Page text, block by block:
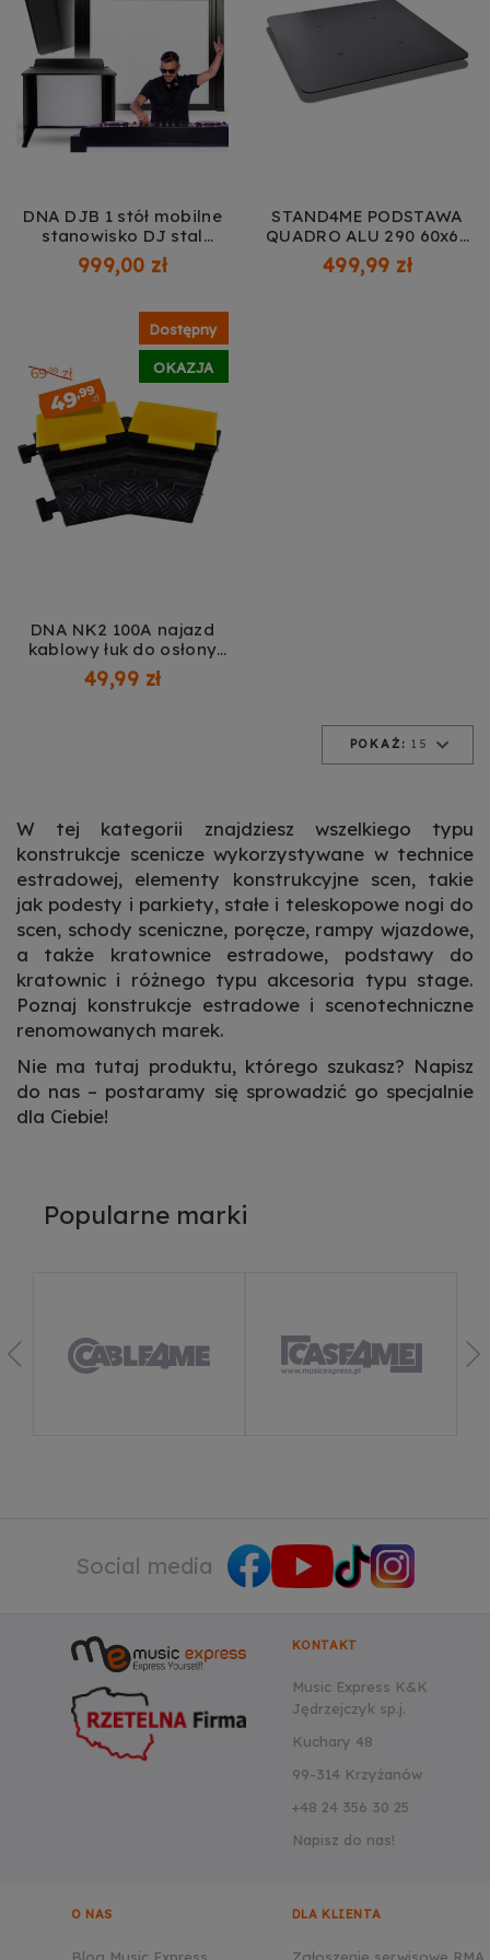
DNA DJB 1 stół mobilne
stanowisko DJ stal
składane do 100 kg
nadstawka frontowa
tkanina maskująca torba
transportowa przepusty
kablowe
999,00 zł
STAND4ME PODSTAWA
QUADRO ALU 290 60x60
CZARNA
499,99 zł
Dostępny
OKAZJA
DNA NK2 100A najazd
kablowy łuk do osłony
NK2-100
49,99 zł
POKAŻ: 15
W tej kategorii znajdziesz wszelkiego typu
konstrukcje scenicze wykorzystywane w technice
estradowej, elementy konstrukcyjne scen, takie
jak podesty i parkiety, stałe i teleskopowe nogi do
scen, schody sceniczne, poręcze, rampy wjazdowe,
a także kratownice estradowe, podstawy do
kratownic i różnego typu akcesoria typu stage.
Poznaj konstrukcje estradowe i scenotechniczne
renomowanych marek.
Nie ma tutaj produktu, którego szukasz? Napisz
do nas – postaramy się sprowadzić go specjalnie
dla Ciebie!
Popularne marki
Social media
KONTAKT
Music Express K&K
Jędrzejczyk sp.j.
Kuchary 48
99-314 Krzyżanów
+48 24 356 30 25
Napisz do nas!
O NAS DLA KLIENTA